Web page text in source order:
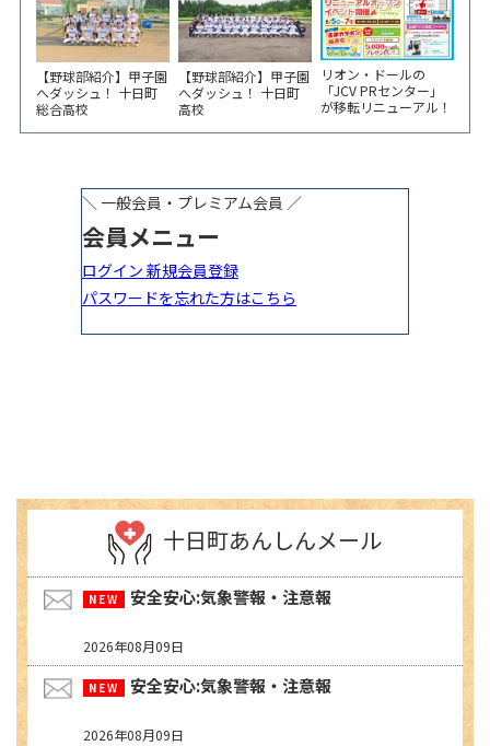
【野球部紹介】甲子園
へダッシュ！ 十日町
総合高校
【野球部紹介】甲子園
へダッシュ！ 十日町
高校
リオン・ドールの
「JCV PRセンター」
が移転リニューアル！
ベント開催
十日町あんしんメール
安全安心:気象警報・注意報
2026年08月09日
安全安心:気象警報・注意報
2026年08月09日